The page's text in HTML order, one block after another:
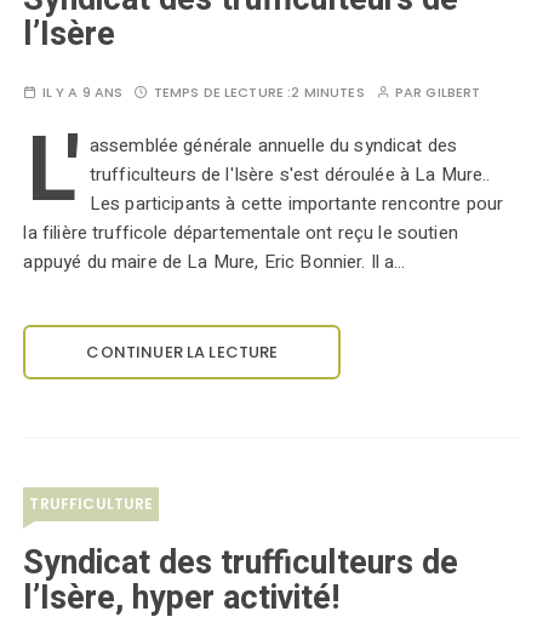
l’Isère
IL Y A 9 ANS TEMPS DE LECTURE :2 MINUTES PARGILBERT
L' assemblée générale annuelle du syndicat des
trufficulteurs de l'Isère s'est déroulée à La Mure..
Les participants à cette importante rencontre pour
la filière trufficole départementale ont reçu le soutien
appuyé du maire de La Mure, Eric Bonnier. Il a…
CONTINUER LA LECTURE
TRUFFICULTURE
Syndicat des trufficulteurs de
l’Isère, hyper activité!